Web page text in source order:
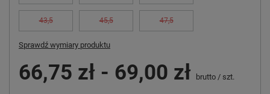
43,5 45,5 47,5
Sprawdź wymiary produktu
66,75 zł - 69,00 zł brutto / szt.